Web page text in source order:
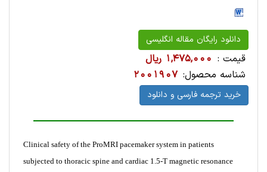
دانلود رایگان مقاله انگلیسی
قیمت : 1,475,000 ریال
شناسه محصول: 2001907
خرید ترجمه فارسی و دانلود
Clinical safety of the ProMRI pacemaker system in patients
subjected to thoracic spine and cardiac 1.5-T magnetic resonance